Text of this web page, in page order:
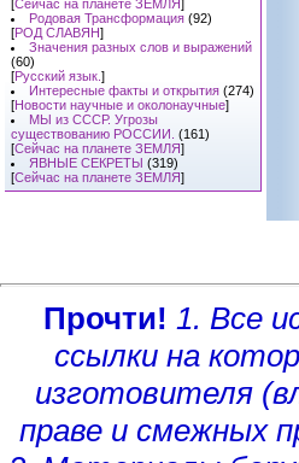
[Сейчас на планете ЗЕМЛЯ]
Родовая Трансформация (92)
[РОД СЛАВЯН]
Значения разных слов и выражений
(60)
[Русский язык. ]
Интересные факты и открытия (274)
[Новости научные и околонаучные]
МЫ из СССР. Угрозы
существованию РОССИИ. (161)
[Сейчас на планете ЗЕМЛЯ]
ЯВНЫЕ СЕКРЕТЫ (319)
[Сейчас на планете ЗЕМЛЯ]
Прочти! 1. Все
ссылки на
изготовителя
праве и смежных